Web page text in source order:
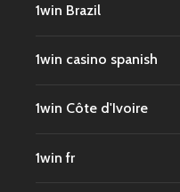
1win Brazil
1win casino spanish
1win Côte d'Ivoire
1win fr